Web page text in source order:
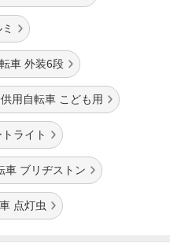
車 外装6段
用自転車 こども用
ライト
車 ブリヂストン
点灯虫